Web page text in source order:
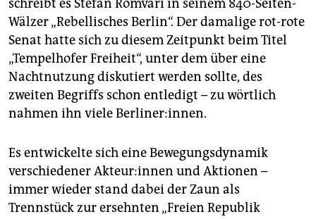
schreibt es Stefan Romvári in seinem 840-Seiten-
Wälzer „Rebellisches Berlin“. Der damalige rot-rote
Senat hatte sich zu diesem Zeitpunkt beim Titel
„Tempelhofer Freiheit“, unter dem über eine
Nachtnutzung diskutiert werden sollte, des
zweiten Begriffs schon entledigt – zu wörtlich
nahmen ihn viele Berliner:innen.
Es entwickelte sich eine Bewegungsdynamik
verschiedener Ak­teu­r:in­nen und Aktionen –
immer wieder stand dabei der Zaun als
Trennstück zur ersehnten „Freien Republik